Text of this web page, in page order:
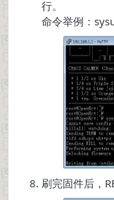
行。
命令举例：
刷完固件后，